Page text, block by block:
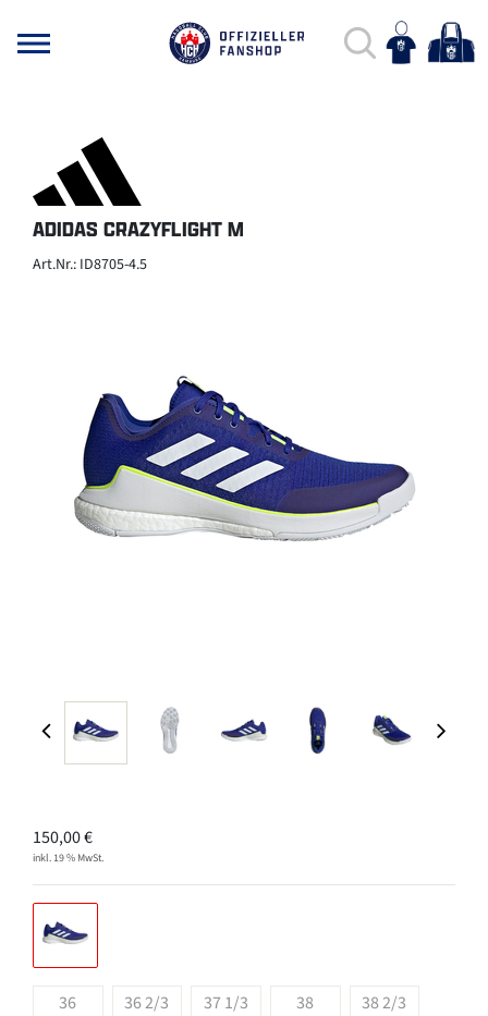
ADIDAS CRAZYFLIGHT M
Art.Nr.: ID8705-4.5
150,00€
inkl. 19 % MwSt.
36 36 2/3 37 1/3 38
38 2/3